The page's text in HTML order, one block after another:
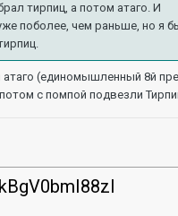
тирпиц, а потом атаго. И
поболее, чем раньше, но я
(единомышленный 8й
с помпой подвезли